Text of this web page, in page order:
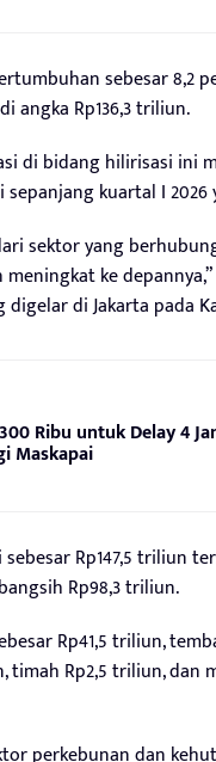
sebesar 8,2
angka Rp136,3 triliun.
di bidang hilirisasi ini
kuartal I
sektor yang
ke
di Jakarta pada
Ribu untuk Delay 4
Maskapai
Rp147,5 triliun
Rp98,3 triliun.
Rp41,5 triliun,
timah Rp2,5 triliun, dan
perkebunan dan